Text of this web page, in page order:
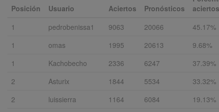
Posición Usuario Aciertos Pronósticos
aciertos
1
pedrobenissa1 9063 20066
45.17%
1
omas 1995 20613
9.68%
1
Kachobecho 2336 6247
37.39%
2
Asturix 1844 5534
33.32%
2
luissierra 1164 6084
19.13%